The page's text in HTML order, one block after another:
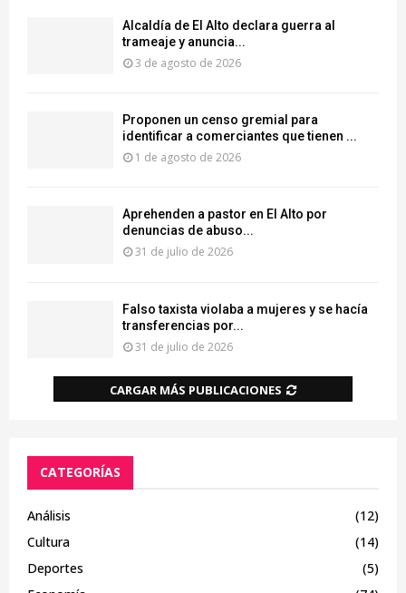
‎Alcaldía de El Alto declara guerra al
trameaje y anuncia...
3 de agosto de 2026
Proponen un censo gremial para
identificar a comerciantes que tienen ...
1 de agosto de 2026
Aprehenden a pastor en El Alto por
denuncias de abuso...
31 de julio de 2026
Falso taxista violaba a mujeres y se hacía
transferencias por...
31 de julio de 2026
CARGAR MÁS PUBLICACIONES
CATEGORÍAS
Análisis
(12)
Cultura
(14)
Deportes
(5)